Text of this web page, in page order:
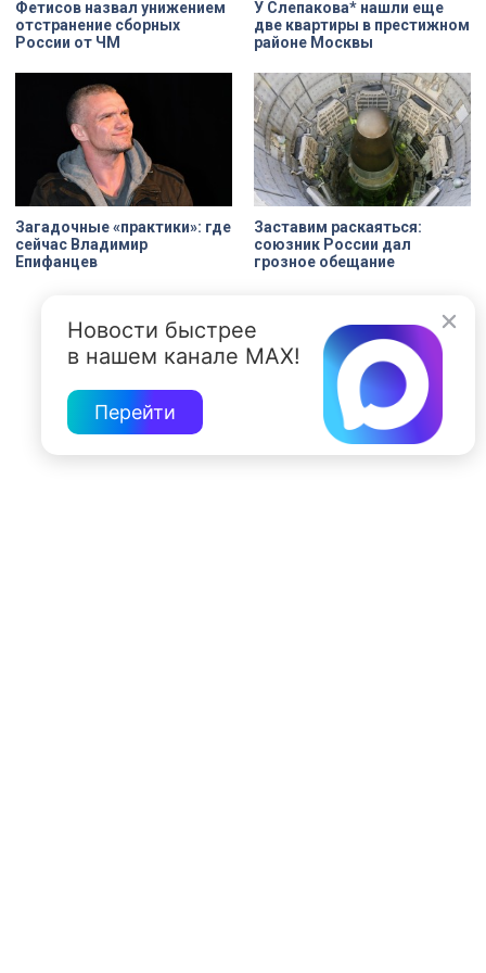
Фетисов назвал унижением
отстранение сборных
России от ЧМ
У Слепакова* нашли еще
две квартиры в престижном
районе Москвы
Загадочные «практики»: где
сейчас Владимир
Епифанцев
Заставим раскаяться:
союзник России дал
грозное обещание
Новости быстрее
в нашем канале MAX!
Перейти